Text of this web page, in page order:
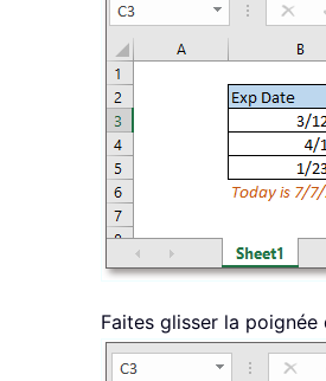
Faites glisser la